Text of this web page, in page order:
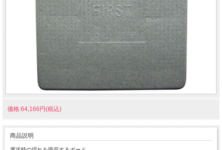
価格:64,166円(税込)
商品説明